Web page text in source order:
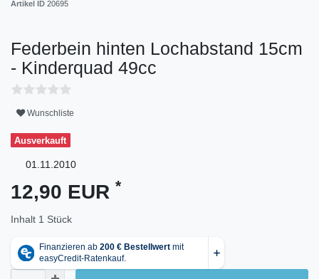
Artikel ID 20695
Federbein hinten Lochabstand 15cm
- Kinderquad 49cc
Wunschliste
Ausverkauft
01.11.2010
12,90 EUR *
Inhalt 1 Stück